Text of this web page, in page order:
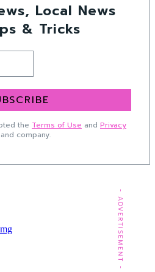
Local News
& Tricks
the Terms of Use and Privacy
company.
- ADVERTISEMENT -